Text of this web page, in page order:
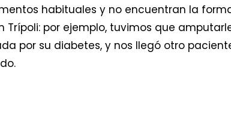
habituales y no encuentran la
por ejemplo, tuvimos que
por su diabetes, y nos llegó otro